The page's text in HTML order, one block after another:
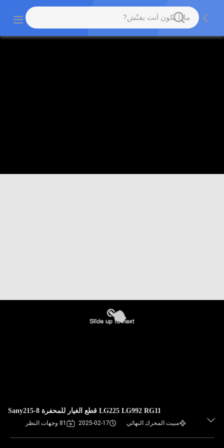
LG225 LG992 RG11 قطع الغيار للمحفرة Sany215-8
مبيت المحرك النهائي 2025-02-17 81 وجهات النظر